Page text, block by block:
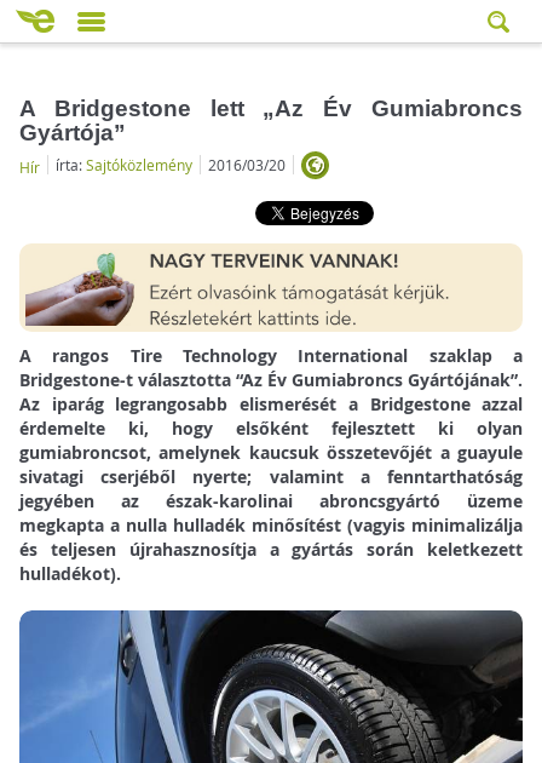
A Bridgestone lett „Az Év Gumiabroncs
Gyártója”
Hír írta:Sajtóközlemény 2016/03/20
A rangos Tire Technology International szaklap a
Bridgestone-t választotta “Az Év Gumiabroncs Gyártójának”.
Az iparág legrangosabb elismerését a Bridgestone azzal
érdemelte ki, hogy elsőként fejlesztett ki olyan
gumiabroncsot, amelynek kaucsuk összetevőjét a guayule
sivatagi cserjéből nyerte; valamint a fenntarthatóság
jegyében az észak-karolinai abroncsgyártó üzeme
megkapta a nulla hulladék minősítést (vagyis minimalizálja
és teljesen újrahasznosítja a gyártás során keletkezett
hulladékot).